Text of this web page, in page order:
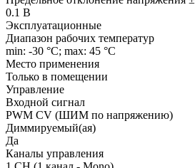
0.1 В
Эксплуатационные
Диапазон рабочих температур
min: -30 °C; max: 45 °C
Место применения
Только в помещении
Управление
Входной сигнал
PWM СV (ШИМ по напряжению)
Диммируемый(ая)
Да
Каналы управления